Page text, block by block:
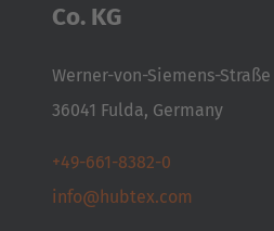
AMERICA
Co. KG
Werner-von-Siemens-Straße
36041 Fulda, Germany
+49-661-8382-0
info@hubtex.com